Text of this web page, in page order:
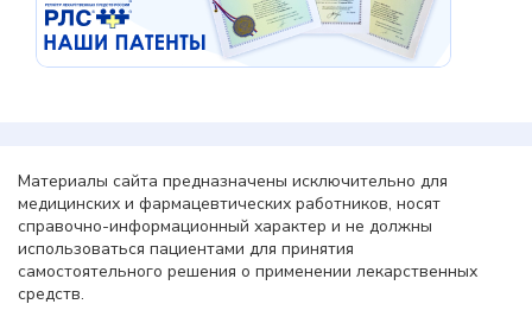
Материалы сайта предназначены исключительно для
медицинских и фармацевтических работников, носят
справочно-информационный характер и не должны
использоваться пациентами для принятия
самостоятельного решения о применении лекарственных
средств.